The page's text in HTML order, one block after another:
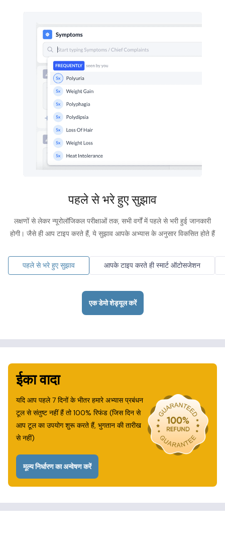
पहले से भरे हुए सुझाव
लक्षणों से लेकर न्यूरोलॉजिकल परीक्षाओं तक, सभी वर्गों में पहले से भरी हुई जानकारी
होगी। जैसे ही आप टाइप करते हैं, ये सुझाव आपके अभ्यास के अनुसार विकसित होते हैं
पहले से भरे हुए सुझाव आपके टाइप करते ही स्मार्ट ऑटोसजेशन
एक डेमो शेड्यूल करें
ईका वादा
यदि आप पहले 7 दिनों के भीतर हमारे अभ्यास प्रबंधन
टूल से संतुष्ट नहीं हैं तो 100% रिफंड (जिस दिन से
आप टूल का उपयोग शुरू करते हैं, भुगतान की तारीख
से नहीं)
मूल्य निर्धारण का अन्वेषण करें